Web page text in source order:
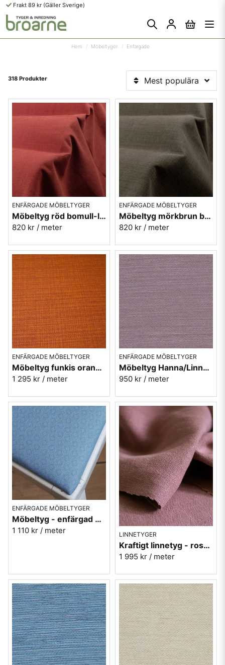
Frakt 89 kr (Gäller Sverige)
Hem Möbeltyger Enfärgade
318 Produkter Mest populära
ENFÄRGADE MÖBELTYGER
Möbeltyg röd bomull-lin Caleido 2898
820 kr / meter
ENFÄRGADE MÖBELTYGER
Möbeltyg mörkbrun bomull-lin Caleido 3532
820 kr / meter
ENFÄRGADE MÖBELTYGER
Möbeltyg funkis orange - Rost - Funk nr.9314
1 295 kr / meter
ENFÄRGADE MÖBELTYGER
Möbeltyg Hanna/Linnea violett nr.45 - Carl Malmstens-kvalitet
950 kr / meter
ENFÄRGADE MÖBELTYGER
Möbeltyg - enfärgad blå - Pikant nr.50
1 110 kr / meter LINNETYGER
Kraftigt linnetyg - rosa möbeltyg Enzimi Cinnobel 530
1 995 kr / meter